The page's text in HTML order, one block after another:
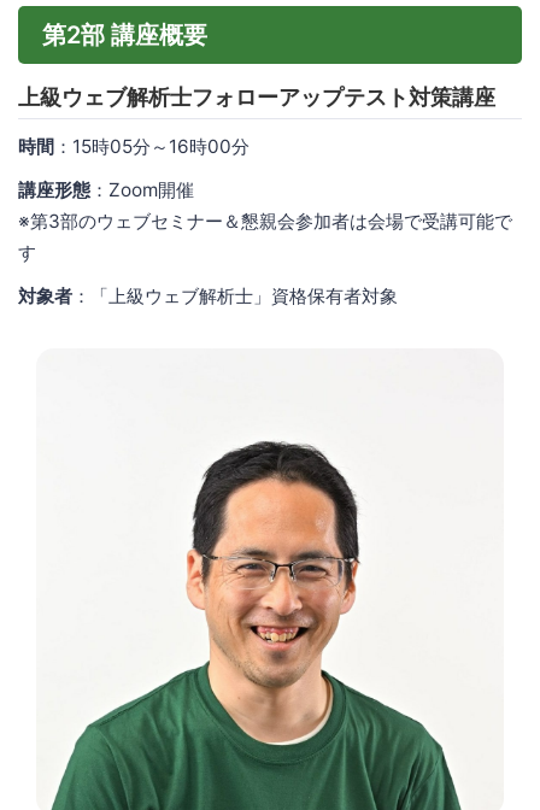
第2部 講座概要
上級ウェブ解析士フォローアップテスト対策講座
時間 ：15時05分～16時00分
講座形態 ：Zoom開催
※第3部のウェブセミナー＆懇親会参加者は会場で受講可能で
す
対象者 ：「上級ウェブ解析士」資格保有者対象